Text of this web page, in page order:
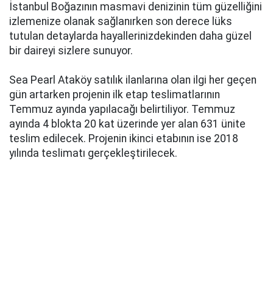
İstanbul Boğazının masmavi denizinin tüm güzelliğini
izlemenize olanak sağlanırken son derece lüks
tutulan detaylarda hayallerinizdekinden daha güzel
bir daireyi sizlere sunuyor.
Sea Pearl Ataköy satılık ilanlarına olan ilgi her geçen
gün artarken projenin ilk etap teslimatlarının
Temmuz ayında yapılacağı belirtiliyor. Temmuz
ayında 4 blokta 20 kat üzerinde yer alan 631 ünite
teslim edilecek. Projenin ikinci etabının ise 2018
yılında teslimatı gerçekleştirilecek.